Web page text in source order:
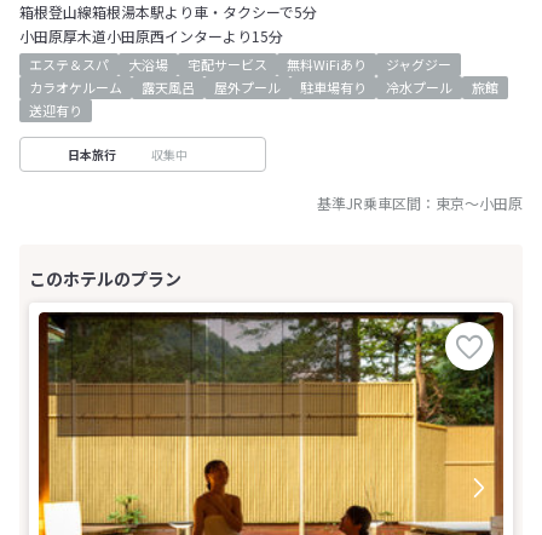
箱根登山線箱根湯本駅より車・タクシーで5分
小田原厚木道小田原西インターより15分
エステ＆スパ 大浴場 宅配サービス 無料WiFiあり
ジャグジー
カラオケルーム
露天風呂 屋外プール 駐車場有り 冷水プール
旅館
送迎有り
日本旅行 収集中
基準JR乗車区間： 東京～小田原